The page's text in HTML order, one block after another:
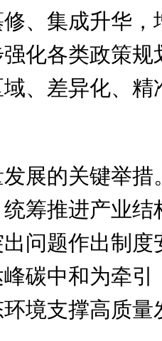
、集成升华
化各类政策
、差异化、
展的关键举
筹推进产业
问题作出制
碳中和为牵
境支撑高质量